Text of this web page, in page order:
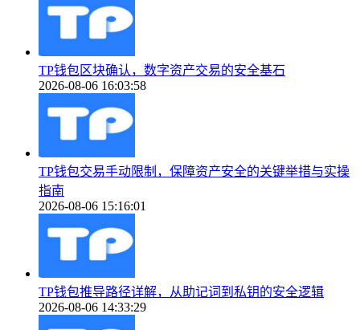
TP钱包区块确认，数字资产交易的安全基石
2026-08-06 16:03:58
TP钱包交易手动限制，保障资产安全的关键举措与实操
指南
2026-08-06 15:16:01
TP钱包推导路径详解，从助记词到私钥的安全逻辑
2026-08-06 14:33:29